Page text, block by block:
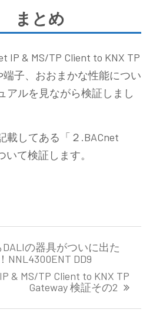
まとめ
IP & MS/TP Client to KNX TP
端子、おおまかな性能につい
アルを見ながら検証しまし
載してある「２.BACnet
て検証します。
の器具がついに出た
NNL4300ENT DD9
& MS/TP Client to KNX TP
Gateway 検証その2